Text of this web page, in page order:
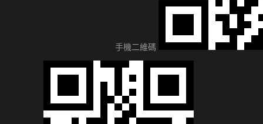
手機二維碼